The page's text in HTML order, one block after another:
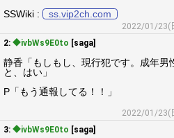
SSWiki :
ss.vip2ch.com
2022/01/23(
2: ◆ivbWs9E0to [saga]
静香「もしもし、現行犯です。成年男
と、はい」
P「もう通報してる！！」
2022/01/23(
3: ◆ivbWs9E0to [saga]